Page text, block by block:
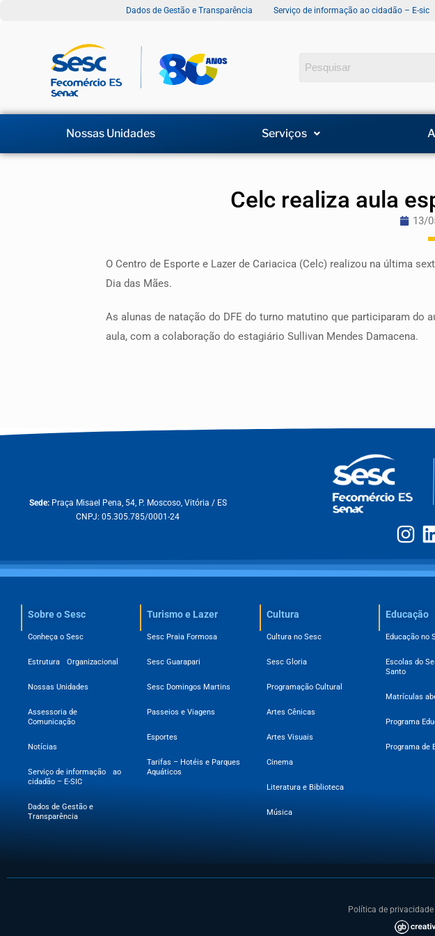
Dados de Gestão e Transparência Serviço de informação ao cidadão – E-sic
Nossas Unidades Serviços
Celc realiza aula
13/
O Centro de Esporte e Lazer de Cariacica (Celc) realizou na última
Dia das Mães.
As alunas de natação do DFE do turno matutino que participaram do
aula, com a colaboração do estagiário Sullivan Mendes Damacena.
Sede: Praça Misael Pena, 54, P. Moscoso, Vitória / ES
CNPJ: 05.305.785/0001-24
Sobre o Sesc​
Conheça o Sesc
Estrutura Organizacional
Nossas Unidades
Assessoria de
Comunicação
Notícias
Serviço de informação ao
cidadão – E-SIC
Dados de Gestão e
Transparência
Turismo e Lazer
Sesc Praia Formosa
Sesc Guarapari
Sesc Domingos Martins
Passeios e Viagens
Esportes
Tarifas – Hotéis e Parques
Aquáticos
Cultura
Cultura no Sesc
Sesc Gloria
Programação Cultural
Artes Cênicas
Artes Visuais
Cinema
Literatura e Biblioteca
Música
Educação
Educação no
Escolas do
Santo
Matrículas
Programa
Programa de
Política de privacidade|